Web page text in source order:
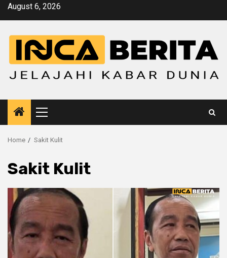
SkipAugust 6, 2026
Primary
Menu
Home Sakit Kulit
Sakit Kulit